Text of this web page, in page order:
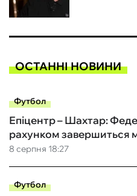
ОСТАННІ НОВИНИ
Футбол
8 серпня 18:27
Епіцентр – Шахтар:
рахунком завершиться
Футбол